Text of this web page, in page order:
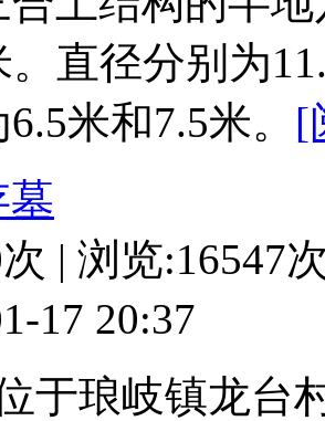
。直径分别为
米和7.5米。 [
墓
| 浏览:16547
17 20:37
于琅岐镇龙台